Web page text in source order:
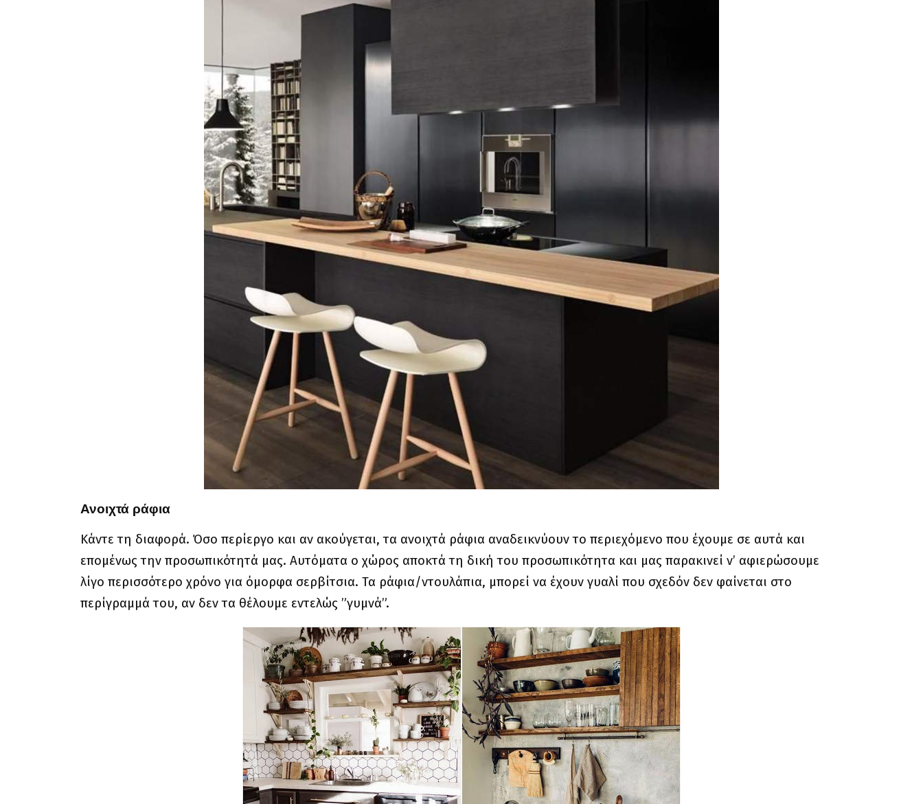
Ανοιχτά ράφια
Κάντε τη διαφορά. Όσο περίεργο και αν ακούγεται, τα ανοιχτά ράφια αναδεικνύουν το περιεχόμενο που έχουμε σε αυτά και
επομένως την προσωπικότητά μας. Αυτόματα ο χώρος αποκτά τη δική του προσωπικότητα και μας παρακινεί ν’ αφιερώσουμε
λίγο περισσότερο χρόνο για όμορφα σερβίτσια. Τα ράφια/ντουλάπια, μπορεί να έχουν γυαλί που σχεδόν δεν φαίνεται στο
περίγραμμά του, αν δεν τα θέλουμε εντελώς ”γυμνά”.